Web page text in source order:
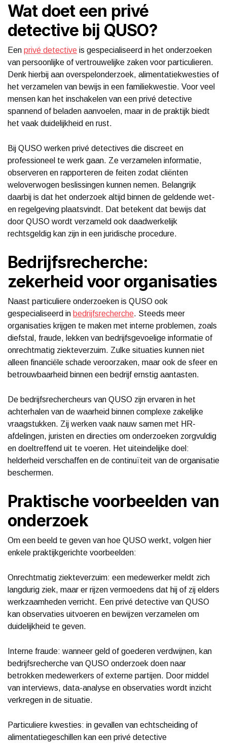
Wat doet een privé
detective bij QUSO?
Een privé detective is gespecialiseerd in het onderzoeken
van persoonlijke of vertrouwelijke zaken voor particulieren.
Denk hierbij aan overspelonderzoek, alimentatiekwesties of
het verzamelen van bewijs in een familiekwestie. Voor veel
mensen kan het inschakelen van een privé detective
spannend of beladen aanvoelen, maar in de praktijk biedt
het vaak duidelijkheid en rust.
Bij QUSO werken privé detectives die discreet en
professioneel te werk gaan. Ze verzamelen informatie,
observeren en rapporteren de feiten zodat cliënten
weloverwogen beslissingen kunnen nemen. Belangrijk
daarbij is dat het onderzoek altijd binnen de geldende wet-
en regelgeving plaatsvindt. Dat betekent dat bewijs dat
door QUSO wordt verzameld ook daadwerkelijk
rechtsgeldig kan zijn in een juridische procedure.
Bedrijfsrecherche:
zekerheid voor organisaties
Naast particuliere onderzoeken is QUSO ook
gespecialiseerd in bedrijfsrecherche. Steeds meer
organisaties krijgen te maken met interne problemen, zoals
diefstal, fraude, lekken van bedrijfsgevoelige informatie of
onrechtmatig ziekteverzuim. Zulke situaties kunnen niet
alleen financiële schade veroorzaken, maar ook de sfeer en
betrouwbaarheid binnen een bedrijf ernstig aantasten.
De bedrijfsrechercheurs van QUSO zijn ervaren in het
achterhalen van de waarheid binnen complexe zakelijke
vraagstukken. Zij werken vaak nauw samen met HR-
afdelingen, juristen en directies om onderzoeken zorgvuldig
en doeltreffend uit te voeren. Het uiteindelijke doel:
helderheid verschaffen en de continuïteit van de organisatie
beschermen.
Praktische voorbeelden van
onderzoek
Om een beeld te geven van hoe QUSO werkt, volgen hier
enkele praktijkgerichte voorbeelden:
Onrechtmatig ziekteverzuim: een medewerker meldt zich
langdurig ziek, maar er rijzen vermoedens dat hij of zij elders
werkzaamheden verricht. Een privé detective van QUSO
kan observaties uitvoeren en bewijzen verzamelen om
duidelijkheid te geven.
Interne fraude: wanneer geld of goederen verdwijnen, kan
bedrijfsrecherche van QUSO onderzoek doen naar
betrokken medewerkers of externe partijen. Door middel
van interviews, data-analyse en observaties wordt inzicht
verkregen in de situatie.
Particuliere kwesties: in gevallen van echtscheiding of
alimentatiegeschillen kan een privé detective